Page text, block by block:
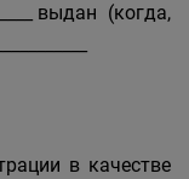
выдан (когда,
в качестве